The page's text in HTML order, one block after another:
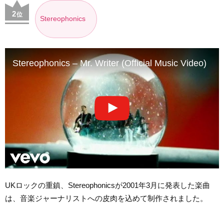
Stereophonics
2位
Stereophonics – Mr. Writer (Official Music Video)
UKロックの重鎮、Stereophonicsが2001年3月に発表した楽曲
は、音楽ジャーナリストへの皮肉を込めて制作されました。